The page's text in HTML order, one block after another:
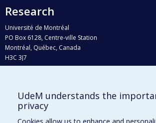
Research
Université de Montréal
PO Box 6128, Centre-ville Station
Montréal, Québec, Canada
H3C 3J7
Who does what?
Find us
UdeM understands the
privacy
Cookies allow us to enhance and